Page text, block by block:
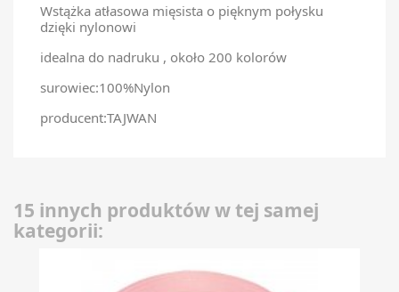
Wstążka atłasowa mięsista o pięknym połysku
dzięki nylonowi
idealna do nadruku , około 200 kolorów
surowiec:100%Nylon
producent:TAJWAN
15 innych produktów w tej samej
kategorii: